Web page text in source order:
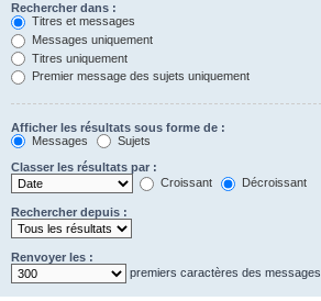
Rechercher dans :
Titres et messages
Messages uniquement
Titres uniquement
Premier message des sujets uniquement
Afficher les résultats sous forme de :
Messages
Sujets
Classer les résultats par :
Croissant
Décroissant
Rechercher depuis :
Renvoyer les :
premiers caractères des messages